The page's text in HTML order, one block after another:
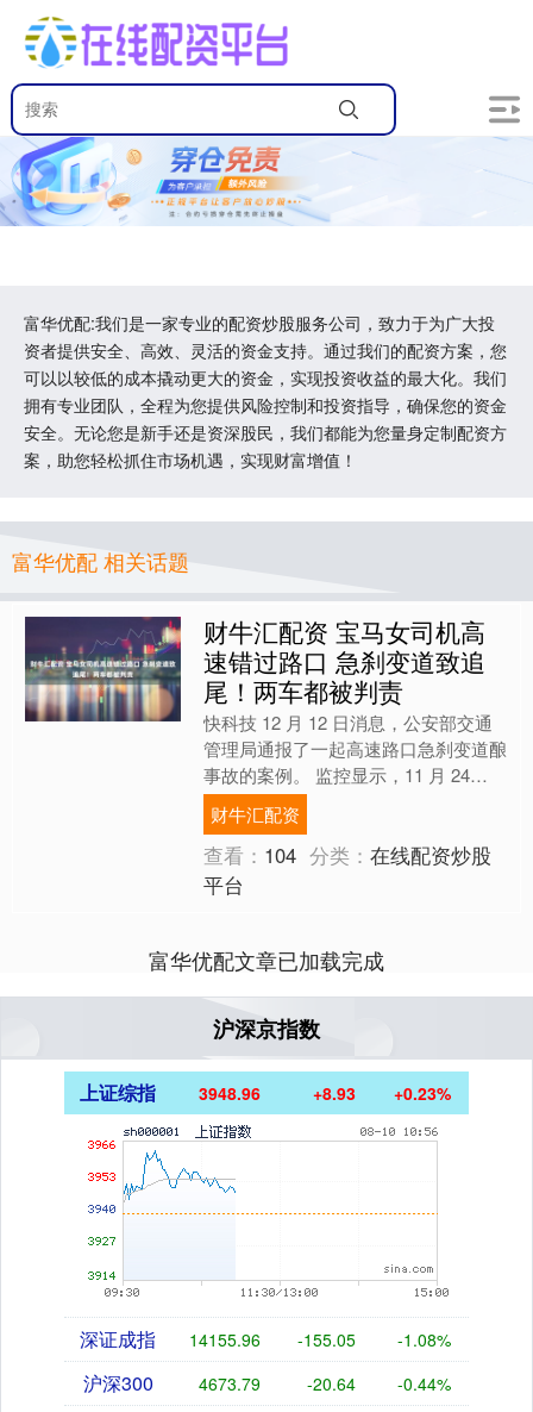
富华优配:我们是一家专业的配资炒股服务公司，致力于为广大投
资者提供安全、高效、灵活的资金支持。通过我们的配资方案，您
可以以较低的成本撬动更大的资金，实现投资收益的最大化。我们
拥有专业团队，全程为您提供风险控制和投资指导，确保您的资金
安全。无论您是新手还是资深股民，我们都能为您量身定制配资方
案，助您轻松抓住市场机遇，实现财富增值！
富华优配 相关话题
财牛汇配资 宝马女司机高
速错过路口 急刹变道致追
尾！两车都被判责
快科技 12 月 12 日消息，公安部交通
管理局通报了一起高速路口急刹变道酿
事故的案例。 监控显示，11 月 24
日，济广高速江西鹰潭段，一辆白色的
宝马 SU....
财牛汇配资
查看： 104 分类：在线配资炒股
平台
富华优配文章已加载完成
沪深京指数
上证综指 3948.96 +8.93 +0.23%
深证成指 14155.96 -155.05 -1.08%
沪深300 4673.79 -20.64 -0.44%